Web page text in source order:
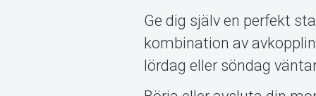
Ge dig själv en perfekt
kombination av
lördag eller söndag